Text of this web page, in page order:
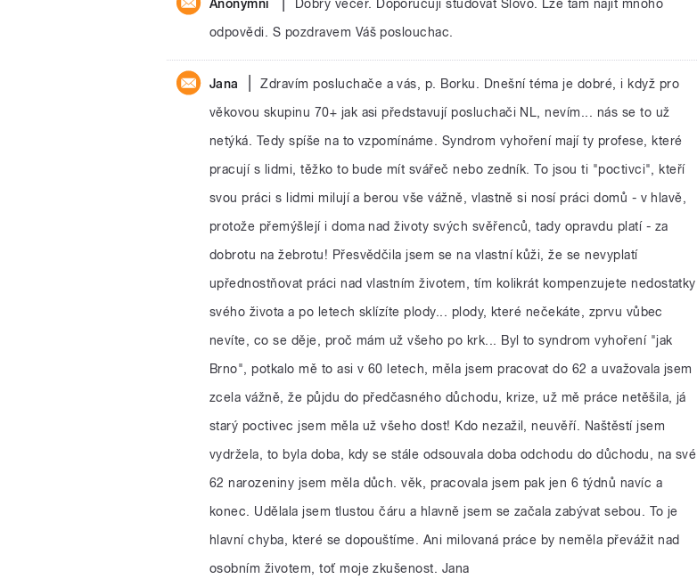
odpovědi. S pozdravem Váš poslouchac.
Jana
Zdravím posluchače a vás, p. Borku. Dnešní téma je dobré, i když pro
věkovou skupinu 70+ jak asi představují posluchači NL, nevím... nás se to už
netýká. Tedy spíše na to vzpomínáme. Syndrom vyhoření mají ty profese, které
pracují s lidmi, těžko to bude mít svářeč nebo zedník. To jsou ti "poctivci", kteří
svou práci s lidmi milují a berou vše vážně, vlastně si nosí práci domů - v hlavě,
protože přemýšlejí i doma nad životy svých svěřenců, tady opravdu platí - za
dobrotu na žebrotu! Přesvědčila jsem se na vlastní kůži, že se nevyplatí
upřednostňovat práci nad vlastním životem, tím kolikrát kompenzujete nedostatky
svého života a po letech sklízíte plody... plody, které nečekáte, zprvu vůbec
nevíte, co se děje, proč mám už všeho po krk... Byl to syndrom vyhoření "jak
Brno", potkalo mě to asi v 60 letech, měla jsem pracovat do 62 a uvažovala jsem
zcela vážně, že půjdu do předčasného důchodu, krize, už mě práce netěšila, já
starý poctivec jsem měla už všeho dost! Kdo nezažil, neuvěří. Naštěstí jsem
vydržela, to byla doba, kdy se stále odsouvala doba odchodu do důchodu, na své
62 narozeniny jsem měla důch. věk, pracovala jsem pak jen 6 týdnů navíc a
konec. Udělala jsem tlustou čáru a hlavně jsem se začala zabývat sebou. To je
hlavní chyba, které se dopouštíme. Ani milovaná práce by neměla převážit nad
osobním životem, toť moje zkušenost. Jana